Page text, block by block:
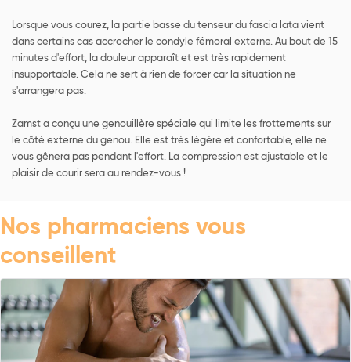
Lorsque vous courez, la partie basse du tenseur du fascia lata vient
dans certains cas accrocher le condyle fémoral externe. Au bout de 15
minutes d'effort, la douleur apparaît et est très rapidement
insupportable. Cela ne sert à rien de forcer car la situation ne
s'arrangera pas.
Zamst a conçu une genouillère spéciale qui limite les frottements sur
le côté externe du genou. Elle est très légère et confortable, elle ne
vous gênera pas pendant l'effort. La compression est ajustable et le
plaisir de courir sera au rendez-vous !
Nos pharmaciens vous
conseillent